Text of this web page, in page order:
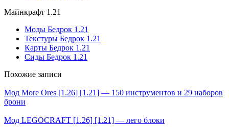
Майнкрафт 1.21
Моды Бедрок 1.21
Текстуры Бедрок 1.21
Карты Бедрок 1.21
Сиды Бедрок 1.21
Похожие записи
Мод More Ores [1.26] [1.21] — 150 инструментов и 29 наборов
брони
Мод LEGOCRAFT [1.26] [1.21] — лего блоки